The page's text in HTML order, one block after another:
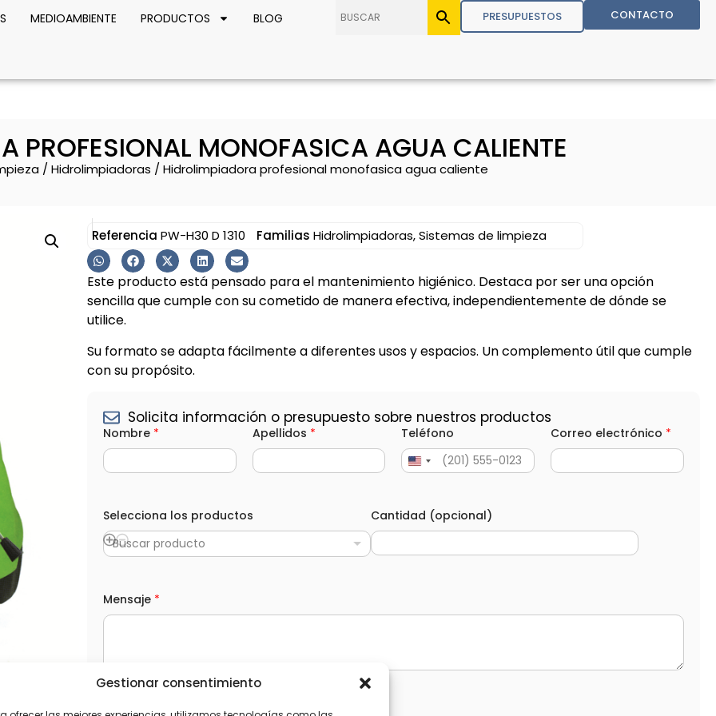
Gestionar consentimiento
MEDIOAMBIENTE PRODUCTOS BLOG PRESUPUESTOS CONTACTO
PROFESIONAL MONOFASICA AGUA CALIENTE
/ Hidrolimpiadoras / Hidrolimpiadora profesional monofasica agua caliente
Referencia PW-H30 D 1310 Familias Hidrolimpiadoras,Sistemas de limpieza
Este producto está pensado para el mantenimiento higiénico. Destaca por ser una opción
sencilla que cumple con su cometido de manera efectiva, independientemente de dónde se
utilice.
Su formato se adapta fácilmente a diferentes usos y espacios. Un complemento útil que cumple
con su propósito.
Solicita información o presupuesto sobre nuestros productos
*
(
o
c
n
a
l
)
Nombre * Apellidos * Teléfono Correo electrónico *
Selecciona los productos
Buscar producto
Cantidad (opcional)
Mensaje *